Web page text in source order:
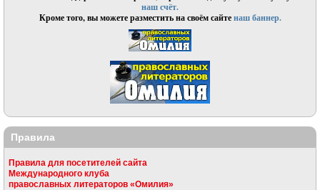
наш счёт.
Кроме того, вы можете разместить на своём сайтенаш баннер.
Правила
Правила для посетителей сайта
Международного клуба
православных литераторов «Омилия»